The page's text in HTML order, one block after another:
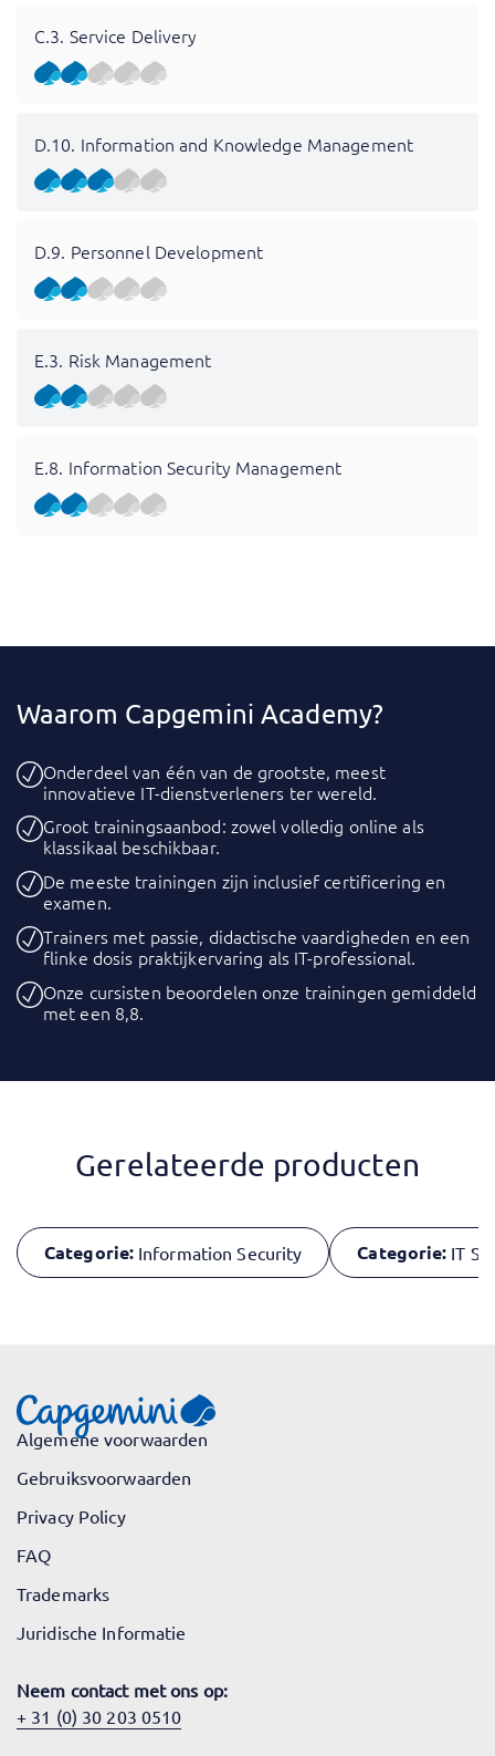
C.3. Service Delivery
D.10. Information and Knowledge Management
D.9. Personnel Development
E.3. Risk Management
E.8. Information Security Management
Waarom Capgemini Academy?
Onderdeel van één van de grootste, meest
innovatieve IT-dienstverleners ter wereld.
Groot trainingsaanbod: zowel volledig online als
klassikaal beschikbaar.
De meeste trainingen zijn inclusief certificering en
examen.
Trainers met passie, didactische vaardigheden en een
flinke dosis praktijkervaring als IT-professional.
Onze cursisten beoordelen onze trainingen gemiddeld
met een 8,8.
Gerelateerde producten
Categorie: Information Security Categorie: IT
Algemene voorwaarden
Gebruiksvoorwaarden
Privacy Policy
FAQ
Trademarks
Juridische Informatie
Neem contact met ons op:
+ 31 (0) 30 203 0510